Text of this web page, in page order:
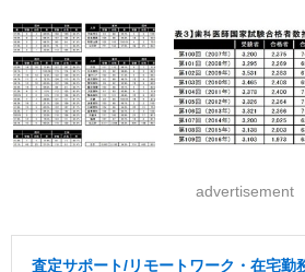
advertisement
査定サポート/リモートワーク・在宅勤